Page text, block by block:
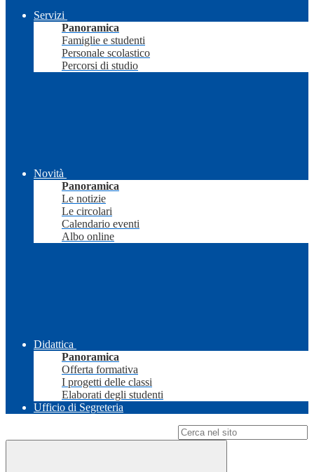
Servizi
Panoramica
Famiglie e studenti
Personale scolastico
Percorsi di studio
Novità
Panoramica
Le notizie
Le circolari
Calendario eventi
Albo online
Didattica
Panoramica
Offerta formativa
I progetti delle classi
Elaborati degli studenti
Ufficio di Segreteria